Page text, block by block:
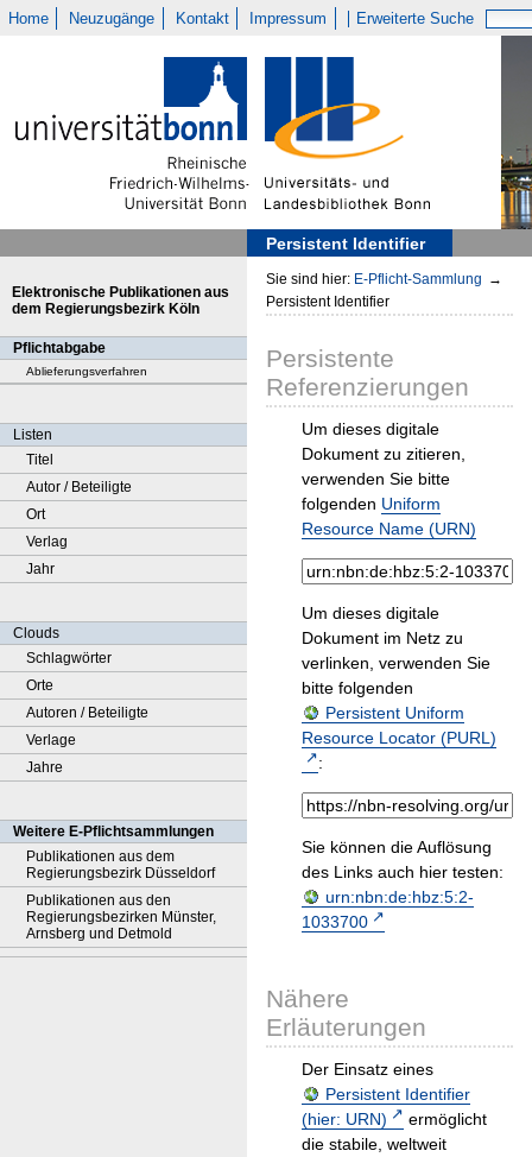
Home Neuzugänge Kontakt Impressum Erweiterte Suche
Persistent Identifier
Elektronische Publikationen aus
dem Regierungsbezirk Köln
Pflichtabgabe
Ablieferungsverfahren
Listen
Titel
Autor / Beteiligte
Ort
Verlag
Jahr
Clouds
Schlagwörter
Orte
Autoren / Beteiligte
Verlage
Jahre
Weitere E-Pflichtsammlungen
Publikationen aus dem
Regierungsbezirk Düsseldorf
Publikationen aus den
Regierungsbezirken Münster,
Arnsberg und Detmold
Sie sind hier: E-Pflicht-Sammlung →
Persistent Identifier
Persistente
Referenzierungen
Um dieses digitale
Dokument zu zitieren,
verwenden Sie bitte
folgenden Uniform
Resource Name (URN)
Um dieses digitale
Dokument im Netz zu
verlinken, verwenden Sie
bitte folgenden
Persistent Uniform
Resource Locator (PURL)
:
Sie können die Auflösung
des Links auch hier testen:
urn:nbn:de:hbz:5:2-
1033700
Nähere
Erläuterungen
Der Einsatz eines
Persistent Identifier
(hier: URN)
ermöglicht
die stabile, weltweit